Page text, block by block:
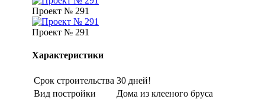
Проект № 291
Проект № 291
Характеристики
Срок строительства 30 дней!
Вид постройки
Дома из клееного бруса